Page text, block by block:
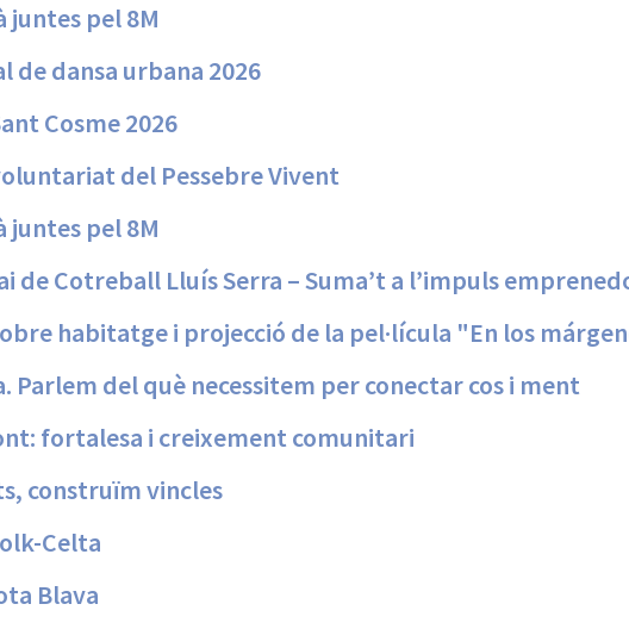
juntes pel 8M
de dansa urbana 2026
Cosme 2026
del Pessebre Vivent
juntes pel 8M
de Cotreball Lluís Serra – Suma’t a l’impuls
habitatge i projecció de la pel·lícula "En los
Parlem del què necessitem per conectar cos i ment
fortalesa i creixement comunitari
construïm vincles
Celta
Blava